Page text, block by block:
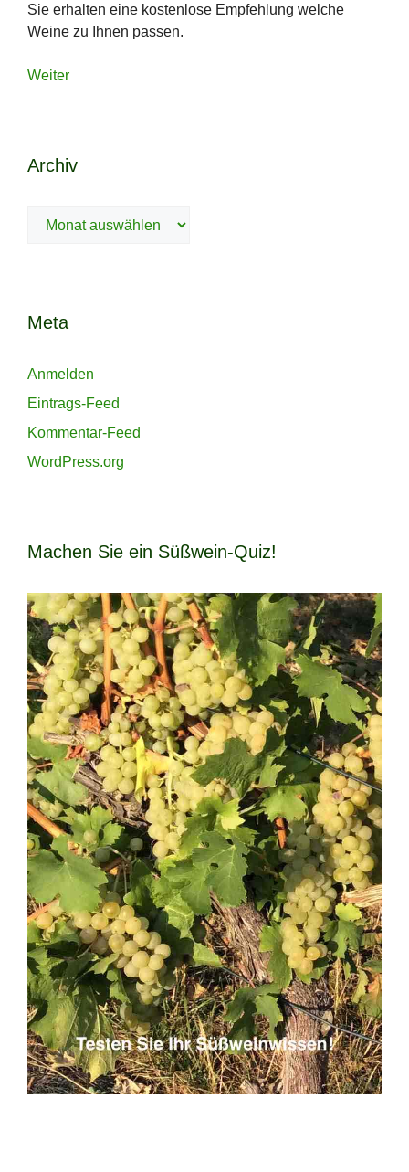
Sie erhalten eine kostenlose Empfehlung welche
Weine zu Ihnen passen.
Weiter
Archiv
Archiv
Meta
Anmelden
Eintrags-Feed
Kommentar-Feed
WordPress.org
Machen Sie ein Süßwein-Quiz!